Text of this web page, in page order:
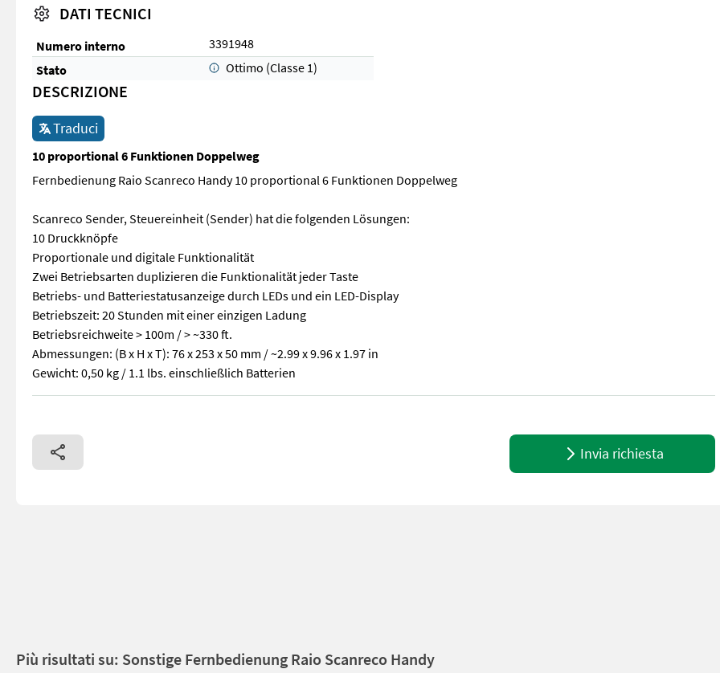
DATI TECNICI
Numero interno
3391948
Stato
Ottimo (Classe 1)
DESCRIZIONE
Traduci
10 proportional 6 Funktionen Doppelweg
Fernbedienung Raio Scanreco Handy 10 proportional 6 Funktionen Doppelweg
Scanreco Sender, Steuereinheit (Sender) hat die folgenden Lösungen:
10 Druckknöpfe
Proportionale und digitale Funktionalität
Zwei Betriebsarten duplizieren die Funktionalität jeder Taste
Betriebs- und Batteriestatusanzeige durch LEDs und ein LED-Display
Betriebszeit: 20 Stunden mit einer einzigen Ladung
Betriebsreichweite > 100m / > ~330 ft.
Abmessungen: (B x H x T): 76 x 253 x 50 mm / ~2.99 x 9.96 x 1.97 in
Gewicht: 0,50 kg / 1.1 lbs. einschließlich Batterien
Fernbedienung Raio Scanreco Handy 10 proportional 6 Funktionen Doppelweg Scanreco Sender, Steuereinheit (Sender) hat
Invia richiesta
Più risultati su: Sonstige Fernbedienung Raio Scanreco Handy